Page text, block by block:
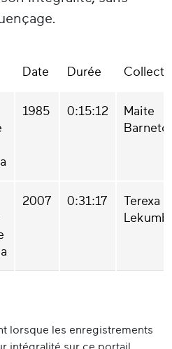
Date Durée
1985 0:15:12
Maite
2007 0:31:17
Terexa
lorsque les enregistrements
intégralité sur ce portail.